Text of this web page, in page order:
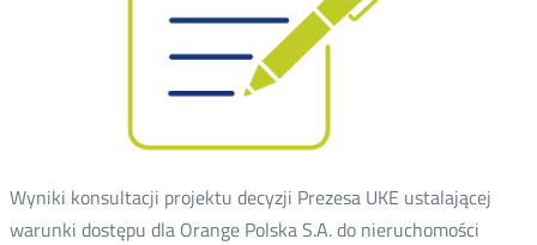
Wyniki konsultacji projektu decyzji Prezesa UKE ustalającej
warunki dostępu dla Orange Polska S.A. do nieruchomości